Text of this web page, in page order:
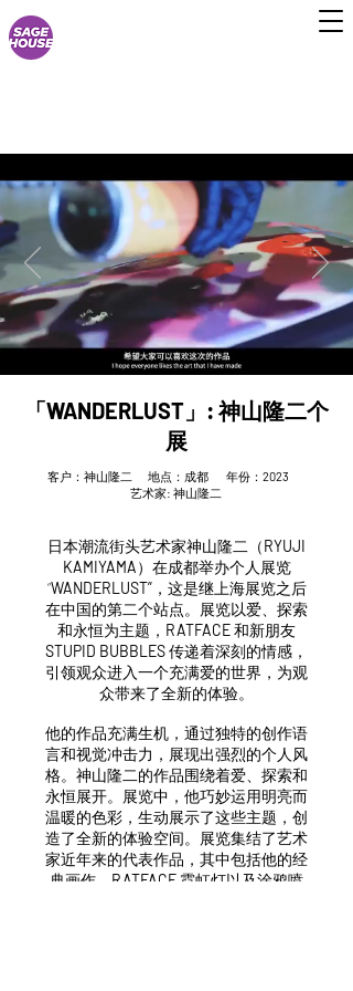
「WANDERLUST」: 神山隆二个
展
客户：神山隆二 地点：成都 年份： 2023
艺术家: 神山隆二
日本潮流街头艺术家神山隆二（RYUJI
KAMIYAMA）在成都举办个人展览
“WANDERLUST”，这是继上海展览之后
在中国的第二个站点。展览以爱、探索
和永恒为主题， RATFACE和新朋友
STUPID BUBBLES传递着深刻的情感，
引领观众进入一个充满爱的世界，为观
众带来了全新的体验。
他的作品充满生机，通过独特的创作语
言和视觉冲击力，展现出强烈的个人风
格。神山隆二的作品围绕着爱、探索和
永恒展开。展览中，他巧妙运用明亮而
温暖的色彩，生动展示了这些主题，创
造了全新的体验空间。展览集结了艺术
家近年来的代表作品，其中包括他的经
典画作、 RATFACE 霓虹灯以及涂鸦喷